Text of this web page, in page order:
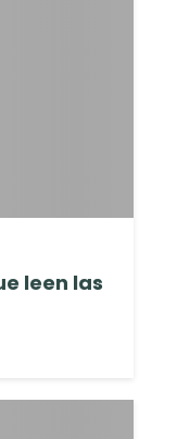
leen las